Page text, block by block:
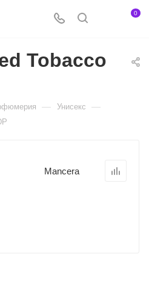
0
Tobacco
— Унисекс —
Mancera